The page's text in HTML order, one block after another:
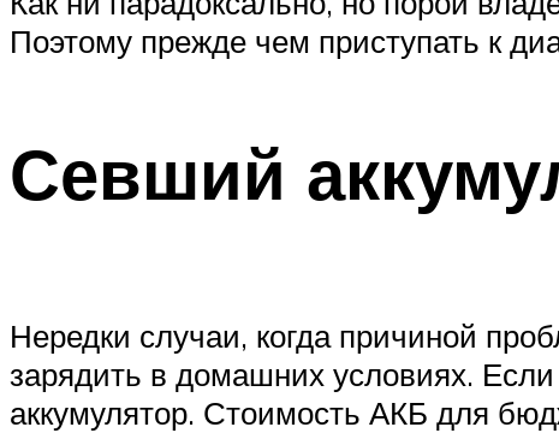
Поэтому прежде чем приступать к
Севший
Нередки случаи, когда причиной
зарядить в домашних условиях.
аккумулятор. Стоимость АКБ для